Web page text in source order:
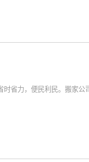
时省力，便民利民。搬家公